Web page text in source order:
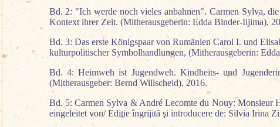
Bd. 2: "Ich werde noch vieles anbahnen". Carmen Sylva,
Kontext ihrer Zeit. (Mitherausgeberin: Edda Binder-Iijima),
Bd. 3: Das erste Königspaar von Rumänien Carol I. und
kulturpolitischer Symbolhandlungen, (Mitherausgeberin:
Bd. 4: Heimweh ist Jugendweh. Kindheits- und
(Mitherausgeber: Bernd Willscheid), 2016.
Bd. 5: Carmen Sylva & André Lecomte du Nouy: Monsieur
eingeleitet von/ Ediţie îngrijită şi introducere de: Silvia Irina